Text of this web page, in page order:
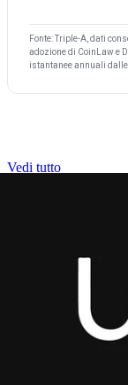
Fonte: Triple-A, dati
adozione di CoinLaw e
istantanee annuali